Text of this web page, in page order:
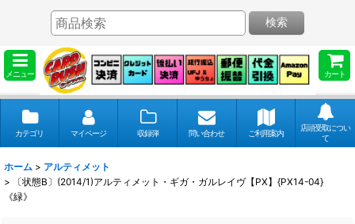
メニュー カート
検索
カテゴリ マイページ 収録弾 問い合わせ ご利用案内
店頭受取につい
て
ホーム > アルティメット
>
〔状態B〕(2014/1)アルティメット・ギガ・ガルレイヴ【PX】{PX14-04}
《緑》